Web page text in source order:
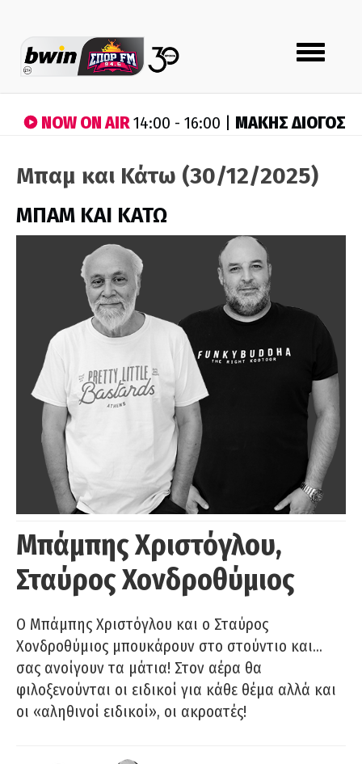
Toggle
navigation
NOW ON AIR14:00 - 16:00 | ΜΑΚΗΣ ΔΙΟΓΟΣ
Μπαμ και Κάτω (30/12/2025)
ΜΠΑΜ ΚΑΙ ΚΑΤΩ
Μπάμπης Χριστόγλου,
Σταύρος Χονδροθύμιος
O Μπάμπης Χριστόγλου και ο Σταύρος
Χονδροθύμιος μπουκάρουν στο στούντιο και…
σας ανοίγουν τα μάτια! Στον αέρα θα
φιλοξενούνται οι ειδικοί για κάθε θέμα αλλά και
οι «αληθινοί ειδικοί», οι ακροατές!